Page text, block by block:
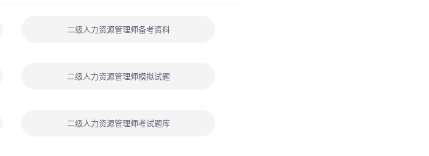
二级人力资源管理师备考资料
二级人力资源管理师模拟试题
二级人力资源管理师考试题库